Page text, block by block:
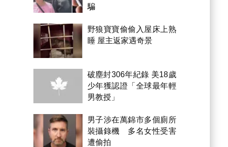
騙
野狼寶寶偷偷入屋床上熟
睡 屋主返家遇奇景
破塵封306年紀錄 美18歲
少年獲認證「全球最年輕
男教授」
男子涉在萬錦市多個廁所
裝攝錄機 多名女性受害
遭偷拍